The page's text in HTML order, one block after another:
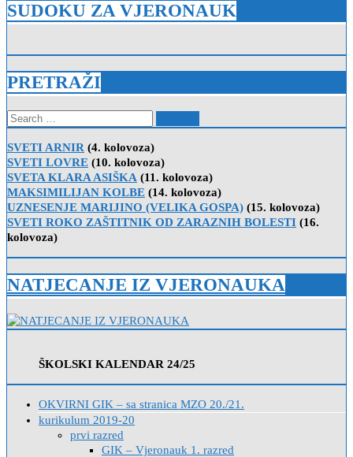
SUDOKU ZA VJERONAUK
PRETRAŽI
Search
for:
SVETI ARNIR (4. kolovoza)
SVETI LOVRE (10. kolovoza)
SVETA KLARA ASIŠKA (11. kolovoza)
MAKSIMILIJAN KOLBE (14. kolovoza)
UZNESENJE MARIJINO (VELIKA GOSPA) (15. kolovoza)
SVETI ROKO ZAŠTITNIK OD ZARAZNIH BOLESTI (16.
kolovoza)
NATJECANJE IZ VJERONAUKA
ŠKOLSKI KALENDAR 24/25
OKVIRNI GIK – sa stranica MZO 20./21.
kurikulum 2019-20
prvi razred
GIK – Vjeronauk 1. razred